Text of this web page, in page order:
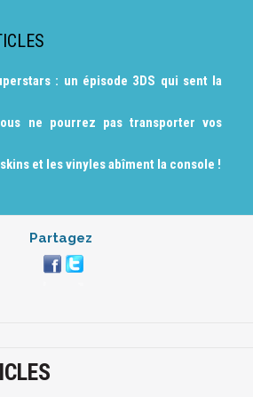
: un épisode 3DS qui sent la
ne pourrez pas transporter vos
et les vinyles abîment la console !
Partagez